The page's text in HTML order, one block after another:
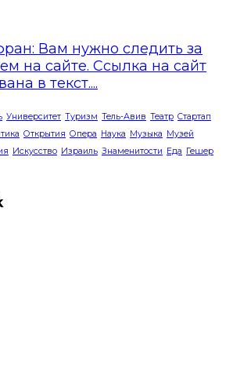
Вам нужно следить за
на сайте. Ссылка на сайт
в текст....
Университет Туризм Тель-Авив Театр Стартап
Открытия Опера Наука Музыка Музей
Искусство Израиль Знаменитости Еда Гешер